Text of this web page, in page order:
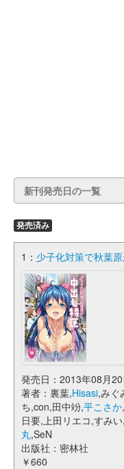
新刊発売日の一覧
発売済み
1： 少子化対策で秋葉
発売日：2013年08月20
著者：裏葉,Hisasi,みぐ
ち,con,田中竕,平こさか,
日要,上田リエコ,すみい,
丸,SeN
出版社：密林社
￥660